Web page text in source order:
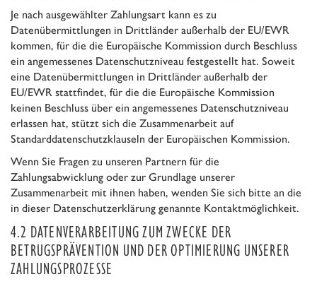
Je nach ausgewählter Zahlungsart kann es zu
Datenübermittlungen in Drittländer außerhalb der EU/EWR
kommen, für die die Europäische Kommission durch Beschluss
ein angemessenes Datenschutzniveau festgestellt hat. Soweit
eine Datenübermittlungen in Drittländer außerhalb der
EU/EWR stattfindet, für die die Europäische Kommission
keinen Beschluss über ein angemessenes Datenschutzniveau
erlassen hat, stützt sich die Zusammenarbeit auf
Standarddatenschutzklauseln der Europäischen Kommission.
Wenn Sie Fragen zu unseren Partnern für die
Zahlungsabwicklung oder zur Grundlage unserer
Zusammenarbeit mit ihnen haben, wenden Sie sich bitte an die
in dieser Datenschutzerklärung genannte Kontaktmöglichkeit.
4.2 DATENVERARBEITUNG ZUM ZWECKE DER
BETRUGSPRÄVENTION UND DER OPTIMIERUNG UNSERER
ZAHLUNGSPROZESSE